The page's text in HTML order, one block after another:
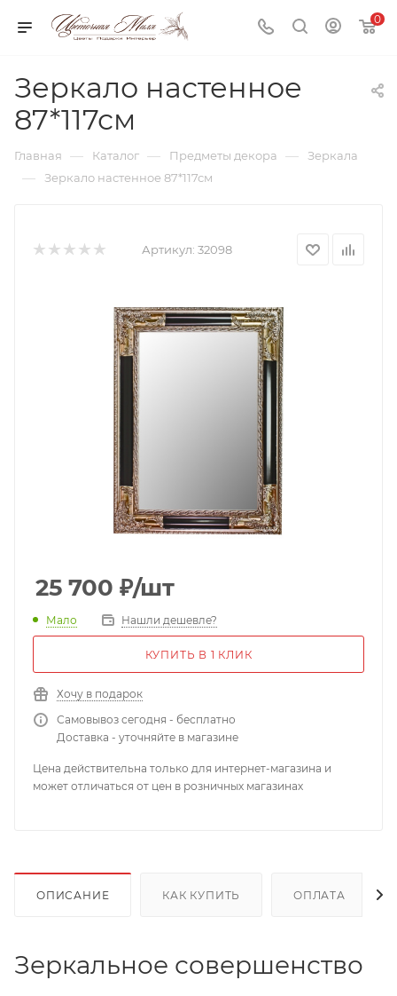
0
Зеркало настенное
87*117см
Главная — Каталог — Предметы декора — Зеркала
— Зеркало настенное 87*117см
Артикул: 32098
25 700 ₽/шт
Мало Нашли дешевле?
КУПИТЬ В 1 КЛИК
Хочу в подарок
Самовывоз сегодня - бесплатно
Доставка - уточняйте в магазине
Цена действительна только для интернет-магазина и
может отличаться от цен в розничных магазинах
ОПИСАНИЕ КАК КУПИТЬ ОПЛАТА
Зеркальное совершенство